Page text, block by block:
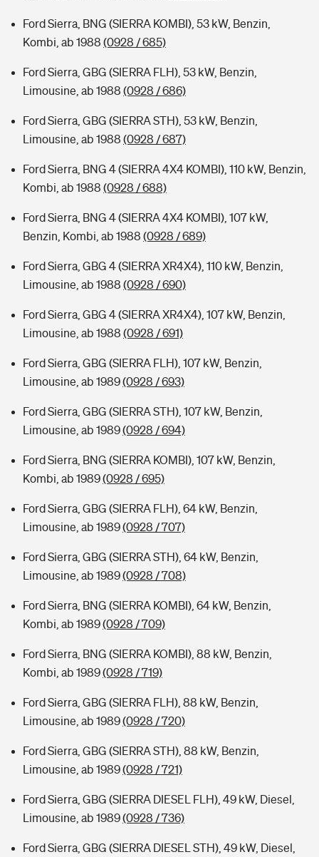
Ford Sierra, BNG (SIERRA KOMBI), 53 kW, Benzin,
Kombi, ab 1988 (0928 / 685)
Ford Sierra, GBG (SIERRA FLH), 53 kW, Benzin,
Limousine, ab 1988 (0928 / 686)
Ford Sierra, GBG (SIERRA STH), 53 kW, Benzin,
Limousine, ab 1988 (0928 / 687)
Ford Sierra, BNG 4 (SIERRA 4X4 KOMBI), 110 kW, Benzin,
Kombi, ab 1988 (0928 / 688)
Ford Sierra, BNG 4 (SIERRA 4X4 KOMBI), 107 kW,
Benzin, Kombi, ab 1988 (0928 / 689)
Ford Sierra, GBG 4 (SIERRA XR4X4), 110 kW, Benzin,
Limousine, ab 1988 (0928 / 690)
Ford Sierra, GBG 4 (SIERRA XR4X4), 107 kW, Benzin,
Limousine, ab 1988 (0928 / 691)
Ford Sierra, GBG (SIERRA FLH), 107 kW, Benzin,
Limousine, ab 1989(0928 / 693)
Ford Sierra, GBG (SIERRA STH), 107 kW, Benzin,
Limousine, ab 1989(0928 / 694)
Ford Sierra, BNG (SIERRA KOMBI), 107 kW, Benzin,
Kombi, ab 1989(0928 / 695)
Ford Sierra, GBG (SIERRA FLH), 64 kW, Benzin,
Limousine, ab 1989(0928 / 707)
Ford Sierra, GBG (SIERRA STH), 64 kW, Benzin,
Limousine, ab 1989(0928 / 708)
Ford Sierra, BNG (SIERRA KOMBI), 64 kW, Benzin,
Kombi, ab 1989(0928 / 709)
Ford Sierra, BNG (SIERRA KOMBI), 88 kW, Benzin,
Kombi, ab 1989(0928 / 719)
Ford Sierra, GBG (SIERRA FLH), 88 kW, Benzin,
Limousine, ab 1989(0928 / 720)
Ford Sierra, GBG (SIERRA STH), 88 kW, Benzin,
Limousine, ab 1989(0928 / 721)
Ford Sierra, GBG (SIERRA DIESEL FLH), 49 kW, Diesel,
Limousine, ab 1989(0928 / 736)
Ford Sierra, GBG (SIERRA DIESEL STH), 49 kW, Diesel,